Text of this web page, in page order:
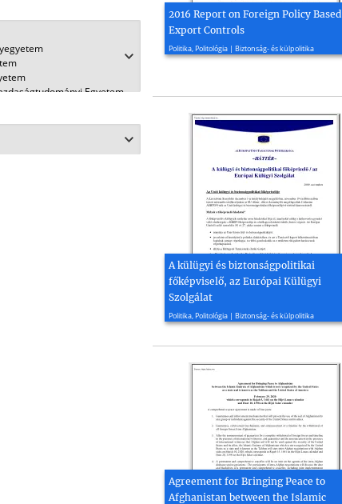
2016 Report on Foreign Policy Based
Export Controls
Politika, Politológia | Biztonság- és külpolitika
2016, 104 oldal
A külügyi és biztonságpolitikai
főképviselő, az Európai Külügyi
Szolgálat
Politika, Politológia | Biztonság- és külpolitika
2010, 3 oldal
Agreement for Bringing Peace to
Afghanistan between the Islamic